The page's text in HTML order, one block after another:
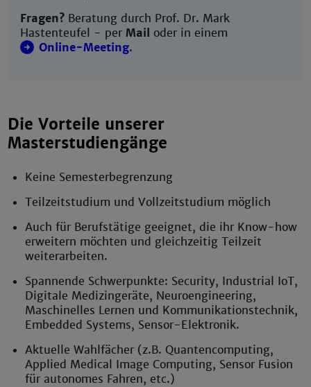
Fragen? Beratung durch Prof. Dr. Mark
Hastenteufel - perMail oder in einem
Online-Meeting.
Die Vorteile unserer
Masterstudiengänge
Keine Semesterbegrenzung
Teilzeitstudium und Vollzeitstudium möglich
Auch für Berufstätige geeignet, die ihr Know-how
erweitern möchten und gleichzeitig Teilzeit
weiterarbeiten.
Spannende Schwerpunkte: Security, Industrial IoT,
Digitale Medizingeräte, Neuroengineering,
Maschinelles Lernen und Kommunikationstechnik,
Embedded Systems, Sensor-Elektronik.
Aktuelle Wahlfächer (z.B. Quantencomputing,
Applied Medical Image Computing, Sensor Fusion
für autonomes Fahren, etc.)